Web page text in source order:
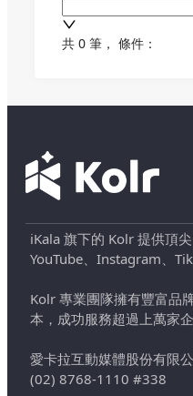
共 0 筆 ， 條件：
iKala 旗下的 Kolr 提供頂
YouTube、Instagram、
Kolr 專業團隊擁有豐富品
本，成功服務超過上萬家企
愛卡拉互動媒體股份有限
(02) 8768-1110 #338